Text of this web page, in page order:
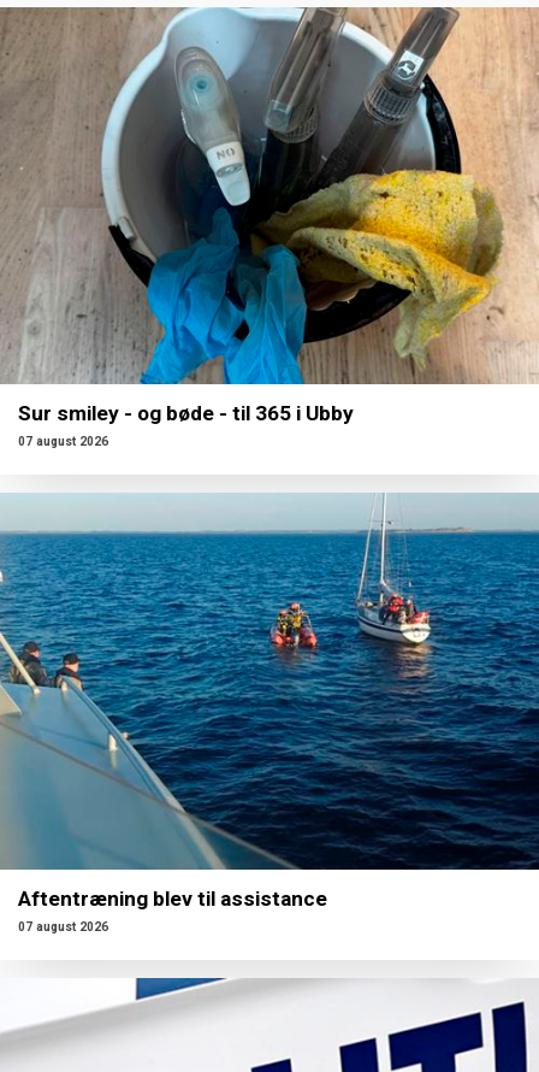
Sur smiley - og bøde - til 365 i Ubby
07 august 2026
Aftentræning blev til assistance
07 august 2026